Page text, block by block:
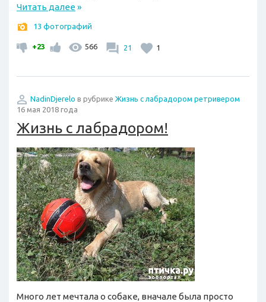
Читать далее»
13 фотографий
+23 566 21 1
NadinDjerelo в рубрике Жизнь с лабрадором ретривером
16 мая 2018 года
Жизнь с лабрадором!
Много лет мечтала о собаке, вначале была просто